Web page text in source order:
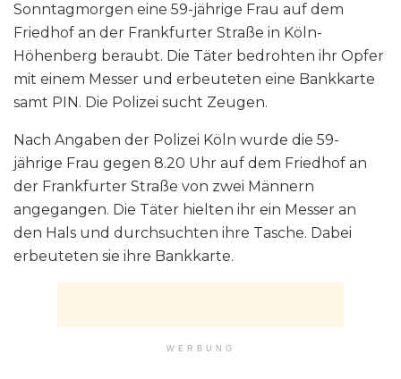
Sonntagmorgen eine 59-jährige Frau auf dem
Friedhof an der Frankfurter Straße in Köln-
Höhenberg beraubt. Die Täter bedrohten ihr Opfer
mit einem Messer und erbeuteten eine Bankkarte
samt PIN. Die Polizei sucht Zeugen.
Nach Angaben der Polizei Köln wurde die 59-
jährige Frau gegen 8.20 Uhr auf dem Friedhof an
der Frankfurter Straße von zwei Männern
angegangen. Die Täter hielten ihr ein Messer an
den Hals und durchsuchten ihre Tasche. Dabei
erbeuteten sie ihre Bankkarte.
WERBUNG